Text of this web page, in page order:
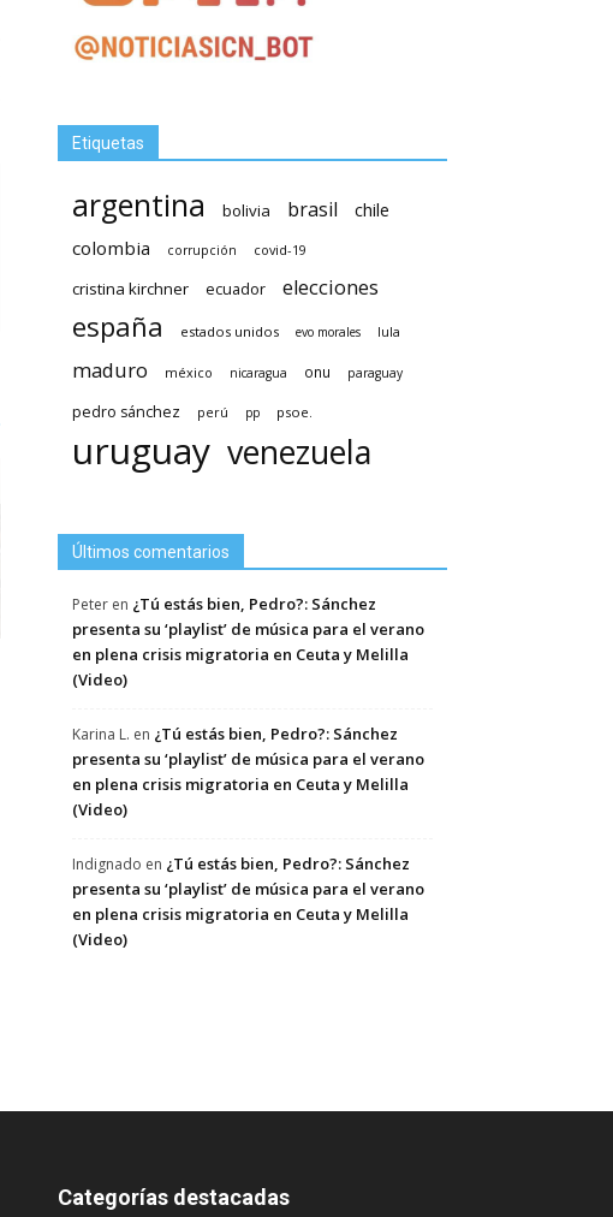
Etiquetas
argentina bolivia brasil
chile
colombia
corrupción covid-19
cristina kirchner ecuador elecciones
españa estados unidos evo morales lula
maduro méxico nicaragua onu paraguay
pedro sánchez perú pp psoe.
uruguay venezuela
Últimos comentarios
Peter en ¿Tú estás bien, Pedro?: Sánchez
presenta su ‘playlist’ de música para el verano
en plena crisis migratoria en Ceuta y Melilla
(Video)
Karina L. en ¿Tú estás bien, Pedro?: Sánchez
presenta su ‘playlist’ de música para el verano
en plena crisis migratoria en Ceuta y Melilla
(Video)
Indignado en ¿Tú estás bien, Pedro?: Sánchez
presenta su ‘playlist’ de música para el verano
en plena crisis migratoria en Ceuta y Melilla
(Video)
Categorías destacadas